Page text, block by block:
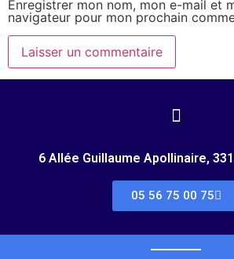
Enregistrer mon nom, mon e-mail et
navigateur pour mon prochain
6 Allée Guillaume Apollinaire,
05 56 75 00 75